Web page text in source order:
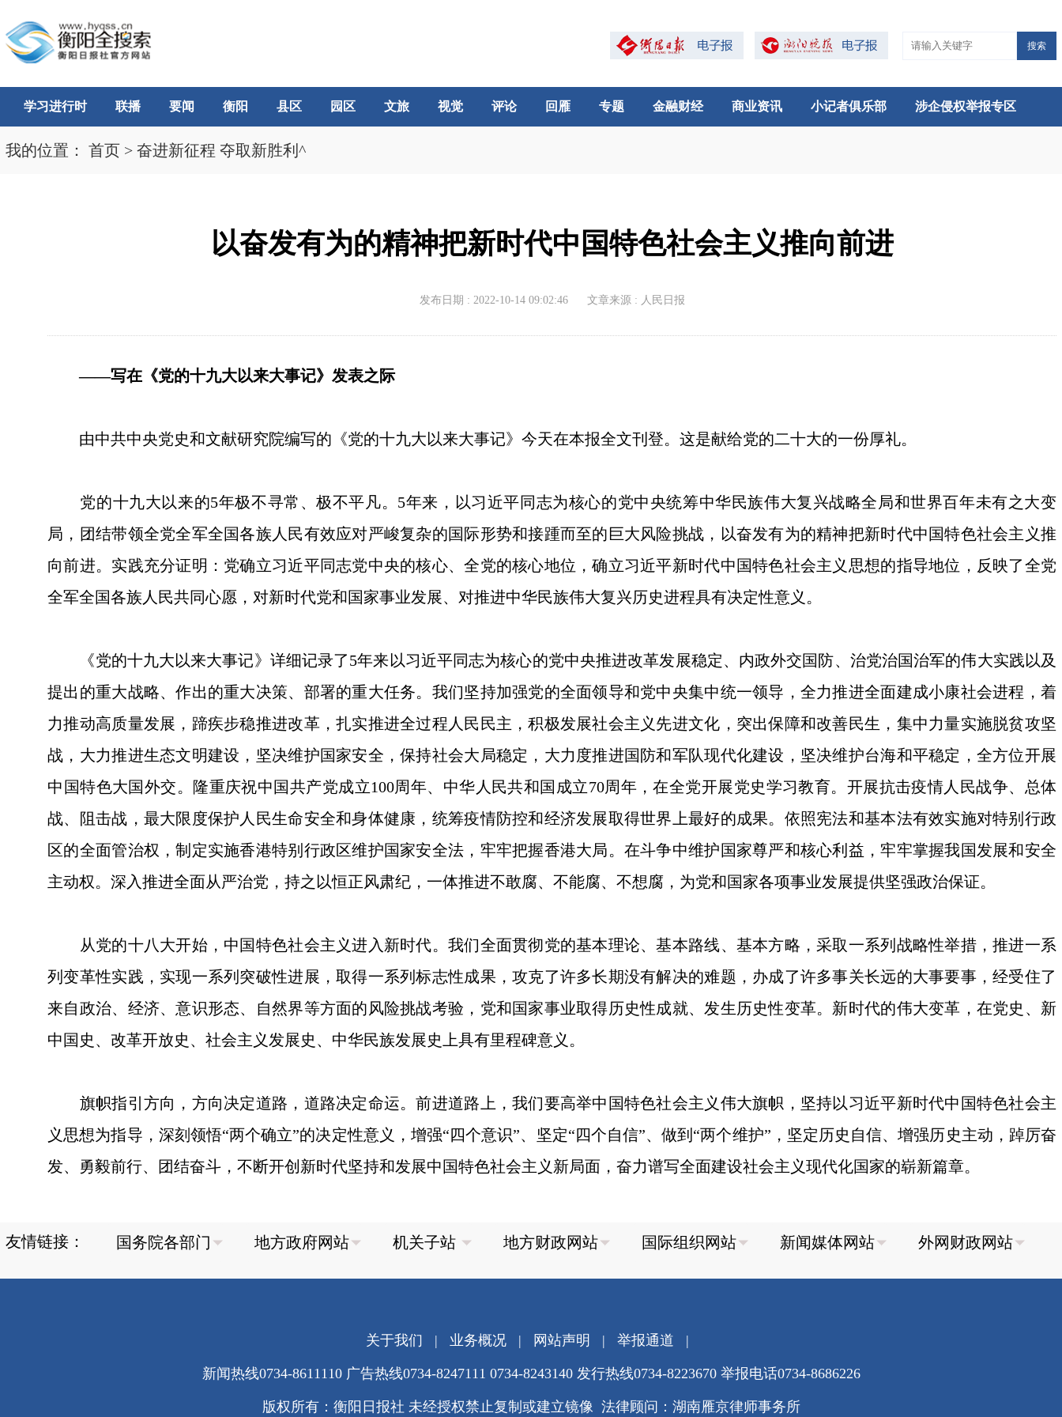
搜索
学习进行时 联播 要闻 衡阳 县区 园区 文旅 视觉 评论 回雁 专题 金融财经 商业资讯 小记者俱乐部 涉企侵权举报专区
我的位置： 首页 > 奋进新征程 夺取新胜利^
以奋发有为的精神把新时代中国特色社会主义推向前进
发布日期 : 2022-10-14 09:02:46 文章来源 : 人民日报
——写在《党的十九大以来大事记》发表之际
由中共中央党史和文献研究院编写的《党的十九大以来大事记》今天在本报全文刊登。这是献给党的二十大的一份厚礼。
党的十九大以来的5年极不寻常、极不平凡。5年来，以习近平同志为核心的党中央统筹中华民族伟大复兴战略全局和世界百年未有之大变
局，团结带领全党全军全国各族人民有效应对严峻复杂的国际形势和接踵而至的巨大风险挑战，以奋发有为的精神把新时代中国特色社会主义推
向前进。实践充分证明：党确立习近平同志党中央的核心、全党的核心地位，确立习近平新时代中国特色社会主义思想的指导地位，反映了全党
全军全国各族人民共同心愿，对新时代党和国家事业发展、对推进中华民族伟大复兴历史进程具有决定性意义。
《党的十九大以来大事记》详细记录了5年来以习近平同志为核心的党中央推进改革发展稳定、内政外交国防、治党治国治军的伟大实践以及
提出的重大战略、作出的重大决策、部署的重大任务。我们坚持加强党的全面领导和党中央集中统一领导，全力推进全面建成小康社会进程，着
力推动高质量发展，蹄疾步稳推进改革，扎实推进全过程人民民主，积极发展社会主义先进文化，突出保障和改善民生，集中力量实施脱贫攻坚
战，大力推进生态文明建设，坚决维护国家安全，保持社会大局稳定，大力度推进国防和军队现代化建设，坚决维护台海和平稳定，全方位开展
中国特色大国外交。隆重庆祝中国共产党成立100周年、中华人民共和国成立70周年，在全党开展党史学习教育。开展抗击疫情人民战争、总体
战、阻击战，最大限度保护人民生命安全和身体健康，统筹疫情防控和经济发展取得世界上最好的成果。依照宪法和基本法有效实施对特别行政
区的全面管治权，制定实施香港特别行政区维护国家安全法，牢牢把握香港大局。在斗争中维护国家尊严和核心利益，牢牢掌握我国发展和安全
主动权。深入推进全面从严治党，持之以恒正风肃纪，一体推进不敢腐、不能腐、不想腐，为党和国家各项事业发展提供坚强政治保证。
从党的十八大开始，中国特色社会主义进入新时代。我们全面贯彻党的基本理论、基本路线、基本方略，采取一系列战略性举措，推进一系
列变革性实践，实现一系列突破性进展，取得一系列标志性成果，攻克了许多长期没有解决的难题，办成了许多事关长远的大事要事，经受住了
来自政治、经济、意识形态、自然界等方面的风险挑战考验，党和国家事业取得历史性成就、发生历史性变革。新时代的伟大变革，在党史、新
中国史、改革开放史、社会主义发展史、中华民族发展史上具有里程碑意义。
旗帜指引方向，方向决定道路，道路决定命运。前进道路上，我们要高举中国特色社会主义伟大旗帜，坚持以习近平新时代中国特色社会主
义思想为指导，深刻领悟“两个确立”的决定性意义，增强“四个意识”、坚定“四个自信”、做到“两个维护”，坚定历史自信、增强历史主动，踔厉奋
发、勇毅前行、团结奋斗，不断开创新时代坚持和发展中国特色社会主义新局面，奋力谱写全面建设社会主义现代化国家的崭新篇章。
友情链接：
关于我们 | 业务概况| 网站声明 | 举报通道 |
新闻热线0734-8611110 广告热线0734-8247111 0734-8243140 发行热线0734-8223670 举报电话0734-8686226
版权所有：衡阳日报社 未经授权禁止复制或建立镜像 法律顾问：湖南雁京律师事务所